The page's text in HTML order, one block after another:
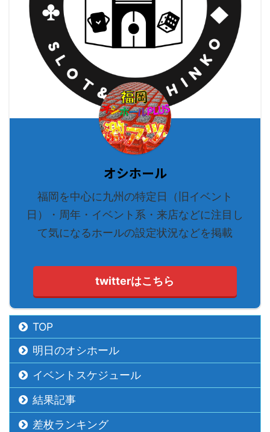
オシホール
福岡を中心に九州の特定日（旧イベント
日）・周年・イベント系・来店などに注目し
て気になるホールの設定状況などを掲載
twitterはこちら
TOP
明日のオシホール
イベントスケジュール
結果記事
差枚ランキング